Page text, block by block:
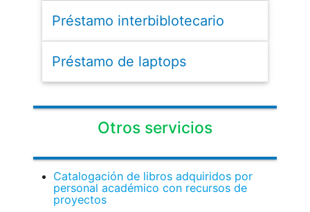
Préstamo interbiblotecario
Préstamo de laptops
Otros servicios
Catalogación de libros adquiridos por
personal académico con recursos de
proyectos